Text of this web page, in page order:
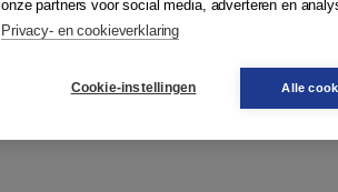
onze partners voor social media, adverteren en
Privacy- en cookieverklaring
Cookie-instellingen Alle